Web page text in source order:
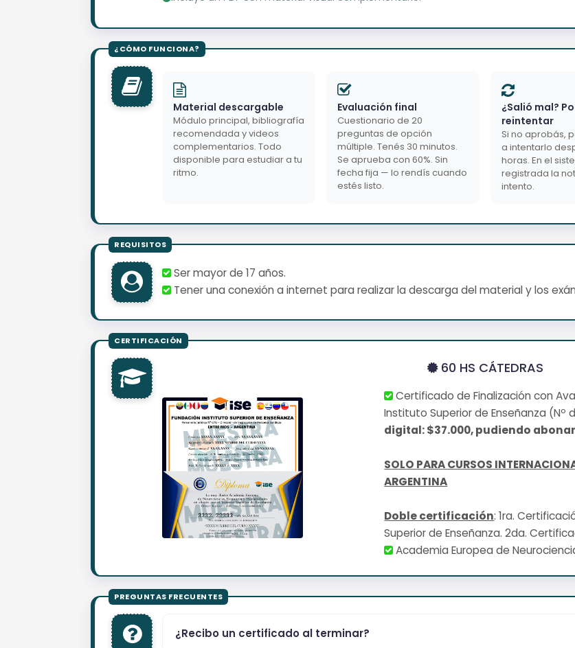
Material descargable
Módulo principal, bibliografía
recomendada y videos
complementarios. Todo
disponible para estudiar a tu
ritmo.
Evaluación final
Cuestionario de 20
preguntas de opción
múltiple. Tenés 30 minutos.
Se aprueba con 60%. Sin
fecha fija — lo rendís cuando
estés listo.
¿Salió mal?
reintentar
Si no aprobás,
a intentarlo
horas. En el
registrada la
intento.
Ser mayor de 17 años.
Tener una conexión a internet para realizar la descarga del material y los
60 HS CÁTEDRAS
Certificado de Finalización con
Instituto Superior de Enseñanza (Nº
digital: $37.000, pudiendo
SOLO PARA CURSOS
ARGENTINA
Doble certificación: 1ra.
Superior de Enseñanza. 2da.
Academia Europea de
¿Recibo un certificado al terminar?